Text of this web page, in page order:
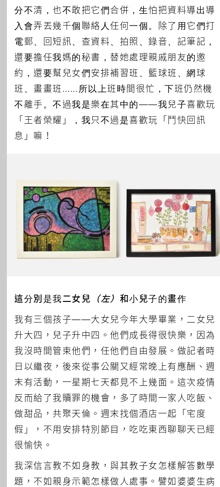
分不清，也不敢把它們合併，生怕把資料導出導
入會弄丟幾千個聯絡人任何一個。除了用它們打
電郵、回短訊、查資料、拍照、錄音、記筆記，
還要擔任我媽的秘書，替她處理親戚朋友的邀
約，還要幫兒女們安排補習班、籃球班、網球
班、畫畫班……所以上班時間很忙，下班仍然機
不離手。不過我是樂在其中的——我兒子喜歡玩
「王者榮耀」，我只不過是喜歡玩「鬥快回訊
息」嘛！
這分別是我二女兒 （左） 和小兒子的畫作
我有三個孩子——大女兒今年大學畢業，二女兒
升大四，兒子升中四。他們成長得很快樂，因為
我沒時間管束他們，任他們自由發展。做記者時
日以繼夜，後來從事公關又經常晚上有應酬、週
末有活動，一星期七天都見不上幾面。這次疫情
反而給了我贖罪的機會，多了時間一家人吃飯、
做甜品，共聚天倫。週末找個酒店一起「宅度
假」，不用安排特別節目，吃吃東西聊聊天已經
很愉快。
我深信言教不如身教，與其教子女怎樣解答數學
題，不如親身示範怎樣做人處事。譬如婆婆生病